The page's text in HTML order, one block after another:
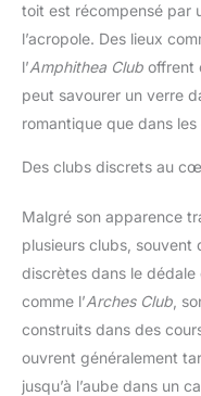
toit est récompensé par
l’acropole. Des lieux
l’Amphithea Club offrent
peut savourer un verre
romantique que dans
Des clubs discrets au
Malgré son apparence
plusieurs clubs, souvent
discrètes dans le dédale
comme l’Arches Club ,
construits dans des
ouvrent généralement
jusqu’à l’aube dans un